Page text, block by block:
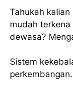
Tahukah
mudah
dewasa?
Sistem
perkembangan.